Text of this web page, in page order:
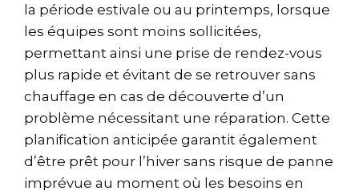
la période estivale ou au printemps, lorsque
les équipes sont moins sollicitées,
permettant ainsi une prise de rendez-vous
plus rapide et évitant de se retrouver sans
chauffage en cas de découverte d’un
problème nécessitant une réparation. Cette
planification anticipée garantit également
d’être prêt pour l’hiver sans risque de panne
imprévue au moment où les besoins en